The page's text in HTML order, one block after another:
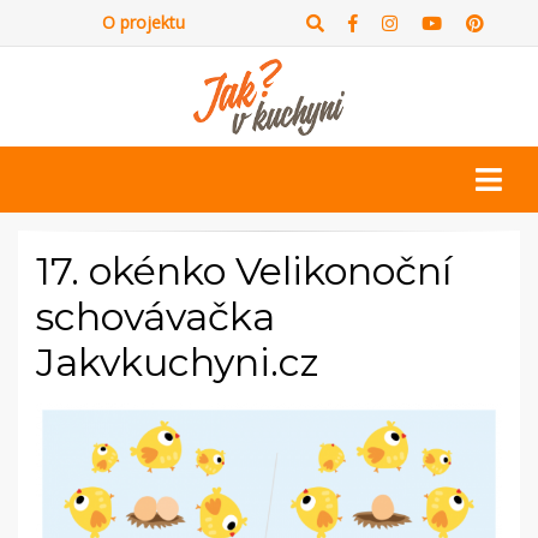
O projektu
17. okénko Velikonoční
schovávačka
Jakvkuchyni.cz